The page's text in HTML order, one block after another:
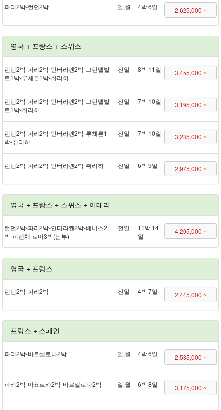
파리 2박 - 런던 2박 일,월 4박 6일 2,625,000 ~
영국 + 프랑스 + 스위스
런던 2박 - 파리 2박 - 인터라켄 2박 - 그린델발
트 1박 - 루체른 1박 - 취리히
전일 8박 11일 3,455,000 ~
런던 2박 - 파리 2박 - 인터라켄 2박 - 그린델발
트 1박 - 취리히
전일 7박 10일 3,195,000 ~
런던 2박 - 파리 2박 - 인터라켄 2박 - 루체른 1
박 - 취리히
전일 7박 10일 3,235,000 ~
런던 2박 - 파리 2박 - 인터라켄 2박 - 취리히 전일 6박 9일 2,975,000 ~
영국 + 프랑스 + 스위스 + 이태리
런던 2박 - 파리 2박 - 인터라켄 2박 - 베니스 2
박 - 피렌체 - 로마 3박(남부)
전일
11박 14
일
4,205,000 ~
영국 + 프랑스
런던 2박 - 파리 2박 전일 4박 7일 2,445,000 ~
프랑스 + 스페인
파리 2박 - 바르셀로나 2박 일,월 4박 6일 2,535,000 ~
파리 2박 - 마요르카 2박 - 바르셀로나 2박 일,월 6박 8일 3,175,000 ~